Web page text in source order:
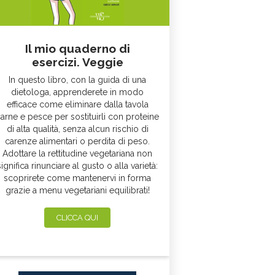
Il mio quaderno di
esercizi. Veggie
In questo libro, con la guida di una
dietologa, apprenderete in modo
efficace come eliminare dalla tavola
e pesce per sostituirli con proteine
di alta qualità, senza alcun rischio di
carenze alimentari o perdita di peso.
Adottare la rettitudine vegetariana non
rinunciare al gusto o alla varietà:
scoprirete come mantenervi in forma
grazie a menu vegetariani equilibrati!
CLICCA QUI